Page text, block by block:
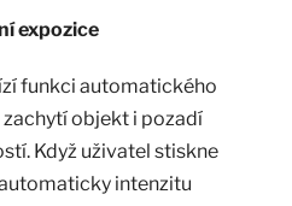
expozice
funkci automatického
objekt i pozadí
Když uživatel stiskne
intenzitu